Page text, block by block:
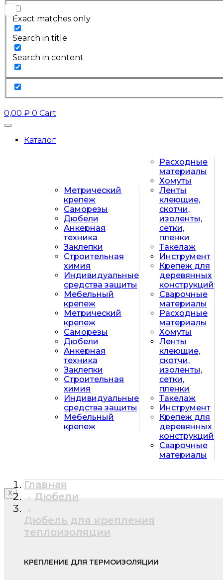
Exact matches only
Search in title
Search in content
0,00 ₽ 0 Cart
Каталог
Метрический
крепеж
Саморезы
Дюбели
Анкерная
техника
Заклепки
Строительная
химия
Индивидуальные
средства защиты
Мебельный
крепеж
Метрический
крепеж
Саморезы
Дюбели
Анкерная
техника
Заклепки
Строительная
химия
Индивидуальные
средства защиты
Мебельный
крепеж
Расходные
материалы
Хомуты
Ленты
клеющие,
скотчи,
изоленты,
сетки,
пленки
Такелаж
Инструмент
Крепеж для
деревянных
конструкций
Сварочные
материалы
Расходные
материалы
Хомуты
Ленты
клеющие,
скотчи,
изоленты,
сетки,
пленки
Такелаж
Инструмент
Крепеж для
деревянных
конструкций
Сварочные
материалы
X
Главная
Дюбели
Дюбель для крепления
теплоизоляции
КРЕПЛЕНИЕ ДЛЯ ТЕРМОИЗОЛЯЦИИ